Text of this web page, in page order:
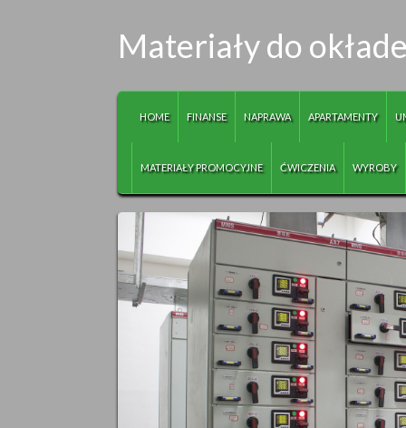
Materiały do
HOME FINANSE NAPRAWA APARTAMENTY
MATERIAŁY PROMOCYJNE ĆWICZENIA WYROBY